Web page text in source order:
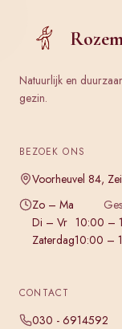
Natuurlijk en
gezin.
BEZOEK ONS
Voorheuvel 84,
Zo – Ma
Di – Vr 10:00 –
Zaterdag10:00 –
CONTACT
030 - 6914592